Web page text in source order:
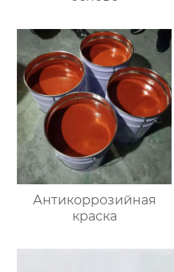
Антикоррозийная
краска